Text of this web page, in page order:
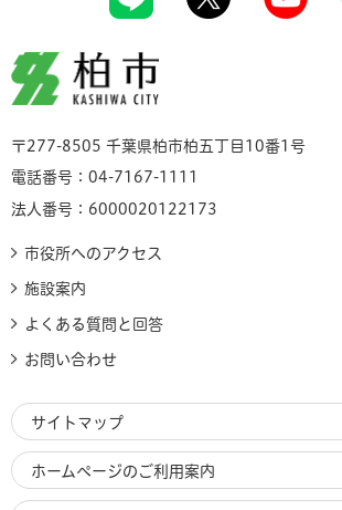
柏市
〒277-8505 千葉県柏市柏五丁目10番1号
電話番号：04-7167-1111
法人番号：6000020122173
市役所へのアクセス
施設案内
よくある質問と回答
お問い合わせ
サイトマップ
ホームページのご利用案内